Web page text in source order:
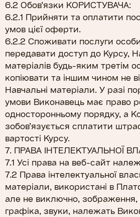
6.2 Обов’язки КОРИСТУВАЧА:
6.2.1 Прийняти та оплатити
умов цієї оферти.
6.2.2 Споживати послуги
передавати доступ до Курсу,
матеріалів будь-яким третім
копіювати та іншим чином не
Навчальні матеріали. У разі
умови Виконавець має право
односторонньому порядку, а
зобов’язується сплатити
вартості Курсу.
7. ПРАВА ІНТЕЛЕКТУАЛЬНОЇ
7.1 Усі права на веб-сайт
7.2 Права інтелектуальної
матеріали, використані в
але не виключно, зображення,
графіка, звуки, належать